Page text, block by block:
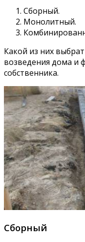
Сборный.
Монолитный.
Какой из них
возведения дома и
собственника.
Сборный